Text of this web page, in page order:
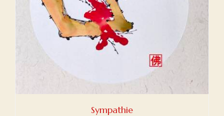
Sympathie